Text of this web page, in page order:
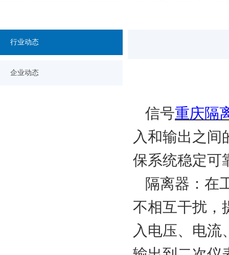
行业动态
企业动态
信号重庆隔
入和输出之间
保系统稳定可
隔离器：在
不相互干扰，
入电压、电流